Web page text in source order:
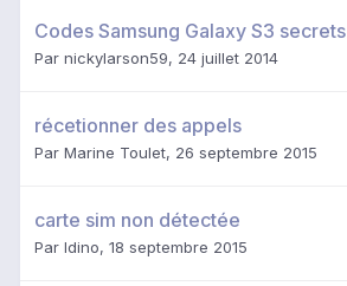
Codes Samsung Galaxy S3 secrets
Par nickylarson59, 24 juillet 2014
récetionner des appels
Par Marine Toulet, 26 septembre 2015
carte sim non détectée
Par ldino, 18 septembre 2015